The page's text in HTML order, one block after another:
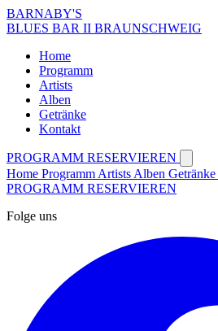
BARNABY'S
BLUES BAR II BRAUNSCHWEIG
Home
Programm
Artists
Alben
Getränke
Kontakt
PROGRAMM RESERVIEREN
Home Programm Artists Alben Getränke
PROGRAMM RESERVIEREN
Folge uns